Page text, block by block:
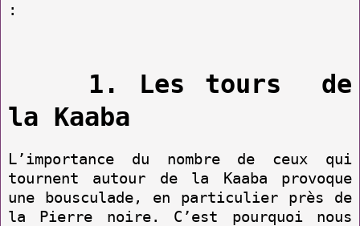
:
1. Les tours de
la Kaaba
L’importance du nombre de ceux qui
tournent autour de la Kaaba provoque
une bousculade, en particulier près de
la Pierre noire. C’est pourquoi nous